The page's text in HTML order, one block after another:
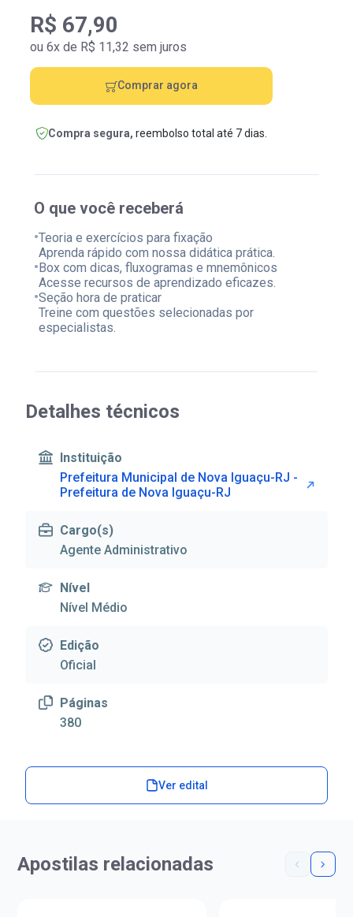
O que você receberá
•Teoria e exercícios para fixação
Aprenda rápido com nossa didática prática.
•Box com dicas, fluxogramas e mnemônicos
Acesse recursos de aprendizado eficazes.
•Seção hora de praticar
Treine com questões selecionadas por
especialistas.
R$ 67,90
ou 6x de R$ 11,32 sem juros
Comprar agora
Compra segura, reembolso total até 7 dias.
Detalhes técnicos
Instituição
Prefeitura Municipal de Nova Iguaçu-RJ -
Prefeitura de Nova Iguaçu-RJ
Cargo(s)
Agente Administrativo
Nível
Nível Médio
Edição
Oficial
Páginas
380
Ver edital
Apostilas relacionadas